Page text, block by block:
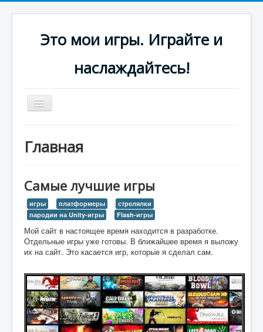
Это мои игры. Играйте и
наслаждайтесь!
Включить/
выключить
Стрелялки
Главная
Самые лучшие игры
игры платформеры
стрелялки
пародии на Unity-игры
Flash-игры
Мой сайт в настоящее время находится в разработке.
Отдельные игры уже готовы. В ближайшее время я выложу
их на сайт. Это касается игр, которые я сделал сам.